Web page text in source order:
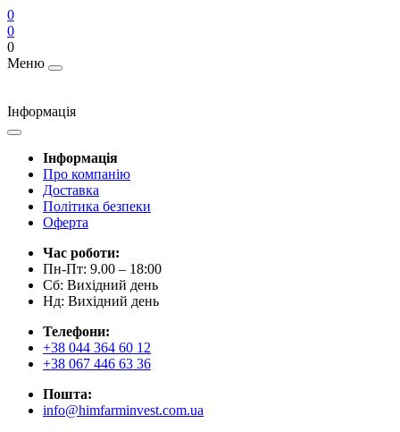
0
0
0
Меню
Інформація
Інформація
Про компанію
Доставка
Політика безпеки
Оферта
Час роботи:
Пн-Пт: 9.00 – 18:00
Сб: Вихідний день
Нд: Вихідний день
Телефони:
+38 044 364 60 12
+38 067 446 63 36
Пошта:
info@himfarminvest.com.ua